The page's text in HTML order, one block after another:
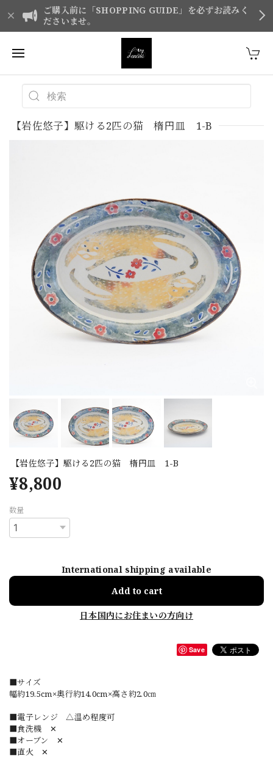
ご購入前に「SHOPPING GUIDE」を必ずお読みく
ださいませ。
【岩佐悠子】駆ける2匹の猫 楕円皿 1-B
【岩佐悠子】駆ける2匹の猫 楕円皿 1-B
¥8,800
数量
International shipping available
Add to cart
日本国内にお住まいの方向け
Save
■サイズ
幅約19.5cm×奥行約14.0cm×高さ約2.0㎝
■電子レンジ △温め程度可
■食洗機 ✕
■オーブン ✕
■直火 ✕